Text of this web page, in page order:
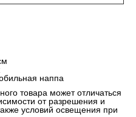
наппа
товара может отличаться
от разрешения и
условий освещения при